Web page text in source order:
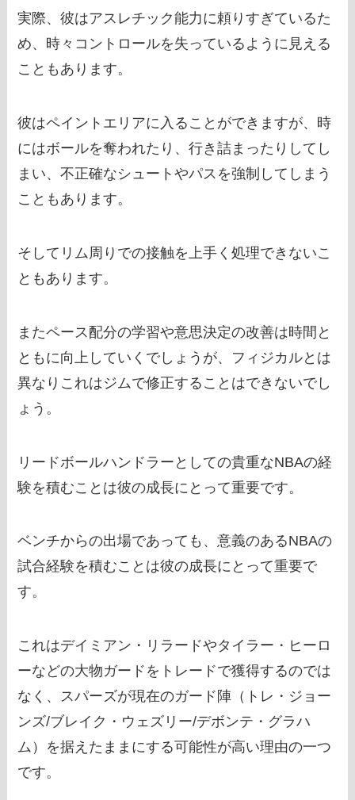
実際、彼はアスレチック能力に頼りすぎているた
め、時々コントロールを失っているように見える
こともあります。
彼はペイントエリアに入ることができますが、時
にはボールを奪われたり、行き詰まったりしてし
まい、不正確なシュートやパスを強制してしまう
こともあります。
そしてリム周りでの接触を上手く処理できないこ
ともあります。
またペース配分の学習や意思決定の改善は時間と
ともに向上していくでしょうが、フィジカルとは
異なりこれはジムで修正することはできないでし
ょう。
リードボールハンドラーとしての貴重なNBAの経
験を積むことは彼の成長にとって重要です。
ベンチからの出場であっても、意義のあるNBAの
試合経験を積むことは彼の成長にとって重要で
す。
これはデイミアン・リラードやタイラー・ヒーロ
ーなどの大物ガードをトレードで獲得するのでは
なく、スパーズが現在のガード陣（トレ・ジョー
ンズ/ブレイク・ウェズリー/デボンテ・グラハ
ム）を据えたままにする可能性が高い理由の一つ
です。